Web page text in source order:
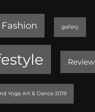
Fashion gallery
Review
Yoga Art & Dance 2019